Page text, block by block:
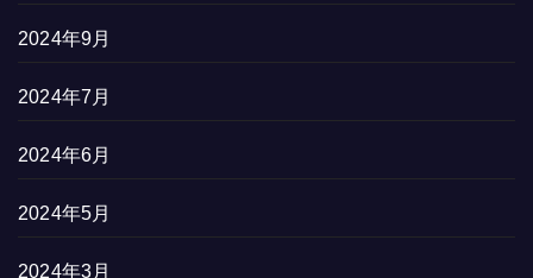
2024年9月
2024年7月
2024年6月
2024年5月
2024年3月